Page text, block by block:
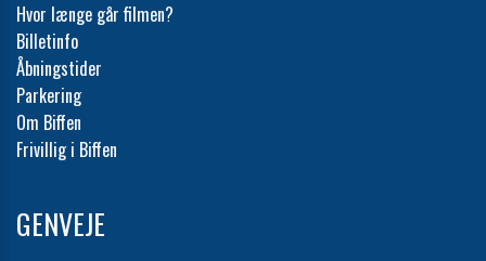
Hvor længe går filmen?
Billetinfo
Åbningstider
Parkering
Om Biffen
Frivillig i Biffen
GENVEJE